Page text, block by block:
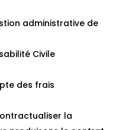
administrative de
Civile
des frais
la